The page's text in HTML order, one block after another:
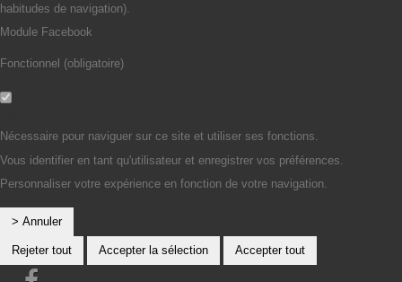
habitudes de navigation).
Module Facebook
Fonctionnel (obligatoire)
Nécessaire pour naviguer sur ce site et utiliser ses fonctions.
Vous identifier en tant qu'utilisateur et enregistrer vos préférences.
Personnaliser votre expérience en fonction de votre navigation.
> Annuler
Rejeter tout Accepter la sélection Accepter tout